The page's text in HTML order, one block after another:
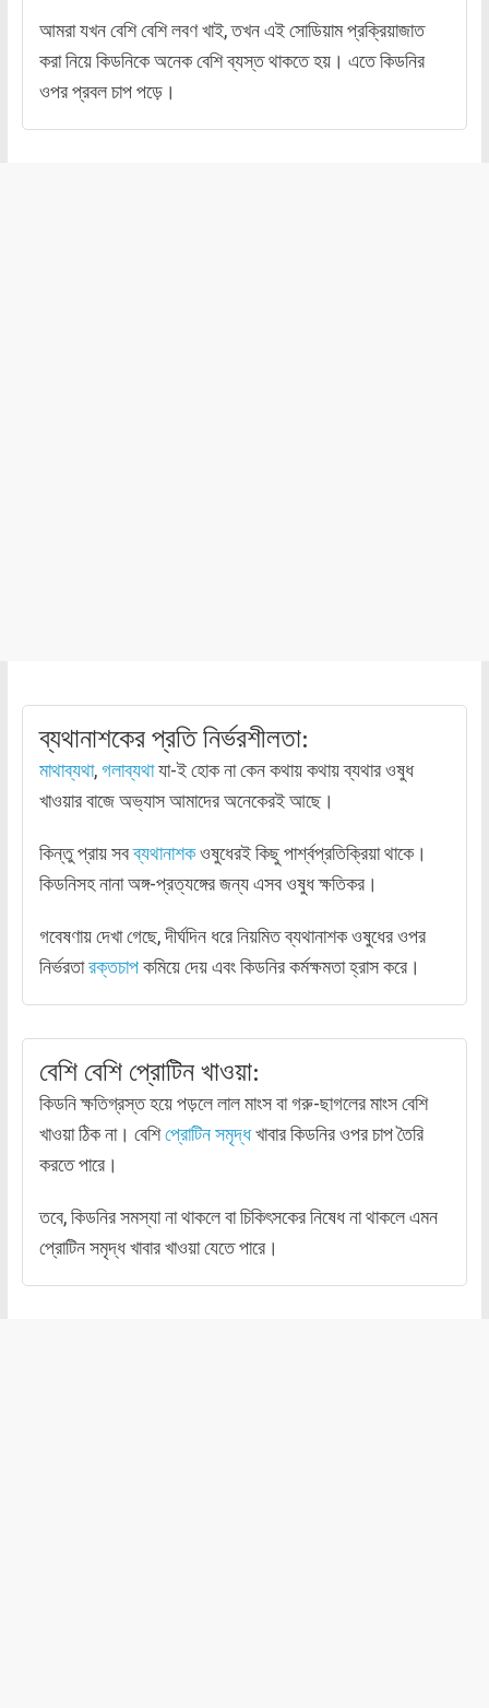
আমরা যখন বেশি বেশি লবণ খাই, তখন এই সোডিয়াম প্রক্রিয়াজাত
করা নিয়ে কিডনিকে অনেক বেশি ব্যস্ত থাকতে হয়। এতে কিডনির
ওপর প্রবল চাপ পড়ে।
ব্যথানাশকের প্রতি নির্ভরশীলতা:
মাথাব্যথা,গলাব্যথাযা-ই হোক না কেন কথায় কথায় ব্যথার ওষুধ
খাওয়ার বাজে অভ্যাস আমাদের অনেকেরই আছে।
কিন্তু প্রায় সবব্যথানাশকওষুধেরই কিছু পার্শ্বপ্রতিক্রিয়া থাকে।
কিডনিসহ নানা অঙ্গ-প্রত্যঙ্গের জন্য এসব ওষুধ ক্ষতিকর।
গবেষণায় দেখা গেছে, দীর্ঘদিন ধরে নিয়মিত ব্যথানাশক ওষুধের ওপর
নির্ভরতারক্তচাপকমিয়ে দেয় এবং কিডনির কর্মক্ষমতা হ্রাস করে।
বেশি বেশি প্রোটিন খাওয়া:
কিডনি ক্ষতিগ্রস্ত হয়ে পড়লে লাল মাংস বা গরু-ছাগলের মাংস বেশি
খাওয়া ঠিক না। বেশিপ্রোটিন সমৃদ্ধখাবার কিডনির ওপর চাপ তৈরি
করতে পারে।
তবে, কিডনির সমস্যা না থাকলে বা চিকিৎসকের নিষেধ না থাকলে এমন
প্রোটিন সমৃদ্ধ খাবার খাওয়া যেতে পারে।